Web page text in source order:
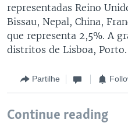
representadas Reino
Bissau, Nepal, China,
que representa 2,5%. A
distritos de Lisboa, Porto.
Partilhe
Continue reading